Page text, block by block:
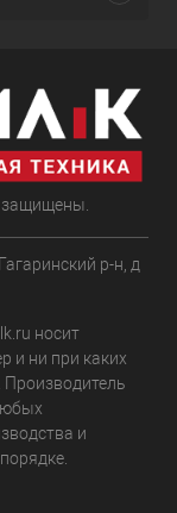
защищены.
р-н, д
носит
и ни при каких
Производитель
и